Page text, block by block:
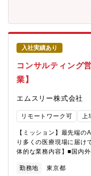
していただきます。ゆく
術の立案・実行を行って
入社実績あり
コンサルティング
業】
エムスリー株式会社
リモートワーク可 上
【ミッション】最先端
り多くの医療現場に届け
体的な業務内容】■国内
定を主導■医療現場のニ
勤務地 東京都